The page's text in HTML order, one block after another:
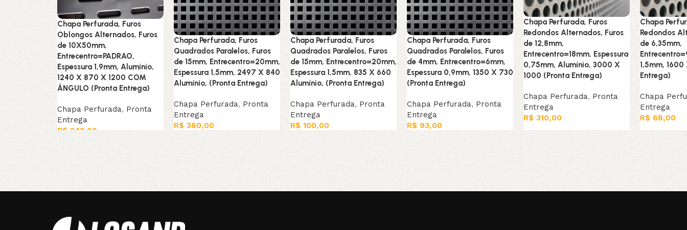
Chapa Perfurada, Furos
Oblongos Alternados, Furos
de 10X50mm,
Entrecentro=PADRAO,
Espessura 1,9mm, Alumínio,
1240 X 870 X 1200 COM
ÂNGULO (Pronta Entrega)
Chapa Perfurada, Pronta
Entrega
R$ 242,00
Leia mais
Chapa Perfurada, Furos
Quadrados Paralelos, Furos
de 15mm, Entrecentro=20mm,
Espessura 1,5mm, 2497 X 840
Alumínio, (Pronta Entrega)
Chapa Perfurada, Pronta
Entrega
R$ 380,00
Adicionar ao carrinho
Chapa Perfurada, Furos
Quadrados Paralelos, Furos
de 15mm, Entrecentro=20mm,
Espessura 1,5mm, 835 X 660
Alumínio, (Pronta Entrega)
Chapa Perfurada, Pronta
Entrega
R$ 100,00
Leia mais
Chapa Perfurada, Furos
Quadrados Paralelos, Furos
de 4mm, Entrecentro=6mm,
Espessura 0,9mm, 1350 X 730
(Pronta Entrega)
Chapa Perfurada, Pronta
Entrega
R$ 93,00
Adicionar ao carrinho
Chapa Perfurada, Furos
Redondos Alternados, Furos
de 12,8mm,
Entrecentro=18mm, Espessura
0,75mm, Alumínio, 3000 X
1000 (Pronta Entrega)
Chapa Perfurada, Pronta
Entrega
R$ 310,00
Adicionar ao carrinho
Chapa
Redondos
de 6,35mm,
1,5mm,
Entrega)
Chapa
Entrega
R$ 68,00
Adicionar